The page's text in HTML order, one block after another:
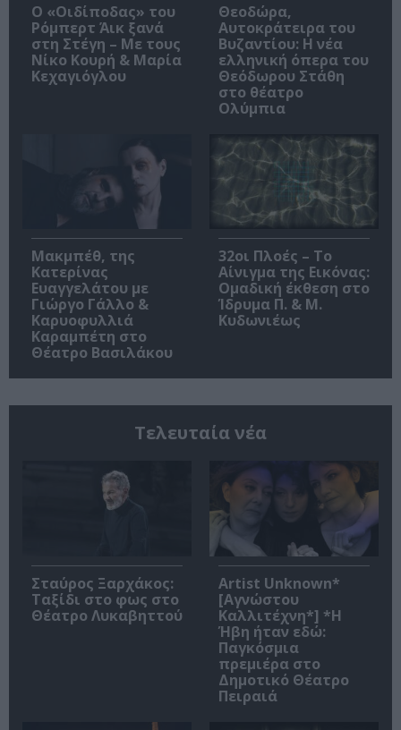
O «Οιδίποδας» του
Ρόμπερτ Άικ ξανά
στη Στέγη – Με τους
Νίκο Κουρή & Μαρία
Κεχαγιόγλου
Θεοδώρα,
Αυτοκράτειρα του
Βυζαντίου: Η νέα
ελληνική όπερα του
Θεόδωρου Στάθη
στο θέατρο
Ολύμπια
Μακμπέθ, της
Κατερίνας
Ευαγγελάτου με
Γιώργο Γάλλο &
Καρυοφυλλιά
Καραμπέτη στο
Θέατρο Βασιλάκου
32οι Πλοές – Το
Αίνιγμα της Εικόνας:
Ομαδική έκθεση στο
Ίδρυμα Π. & Μ.
Κυδωνιέως
Τελευταία νέα
Σταύρος Ξαρχάκος:
Ταξίδι στο φως στο
Θέατρο Λυκαβηττού
Artist Unknown*
[Αγνώστου
Καλλιτέχνη*] *Η
Ήβη ήταν εδώ:
Παγκόσμια
πρεμιέρα στο
Δημοτικό Θέατρο
Πειραιά